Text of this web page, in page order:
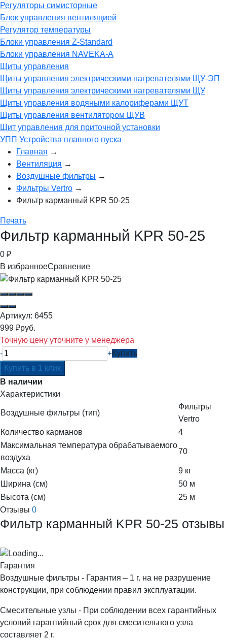
Регуляторы симисторные
Блок управления вентиляцией
Регулятор температуры
Блоки управления Z-Standard
Блоки управления NAVEKA-A
Щиты управления
Щиты управления электрическими нагревателями ЩУ-ЭП
Щиты управления электрическими нагревателями ЩУ
Щиты управления водяными калориферами ЩУТ
Щиты управления вентилятором ЩУВ
Щит управления для приточной установки
УПП Устройства плавного пуска
Главная →
Вентиляция →
Воздушные фильтры →
Фильтры Vertro →
Фильтр карманный KPR 50-25
Печать
Фильтр карманный KPR 50-25
0 ₽
В избранноеСравнение
Артикул: 6455
999 ₽руб.
Точную цену уточните у менеджера
-
+Купить
В наличии
Характеристики
Воздушные фильтры (тип)
Фильтры
Vertro
Количество карманов
4
Максимальная температура обрабатываемого
воздуха
70
Масса (кг)
9 кг
Ширина (см)
50 м
Высота (см)
25 м
Отзывы 0
Фильтр карманный KPR 50-25 отзывы
Гарантия
Воздушные фильтры - Гарантия – 1 г. на не разрушение
конструкции, при соблюдении правил эксплуатации.
Смесительные узлы - При соблюдении всех гарантийных
условий гарантийный срок для смесительного узла
составляет 2 г.